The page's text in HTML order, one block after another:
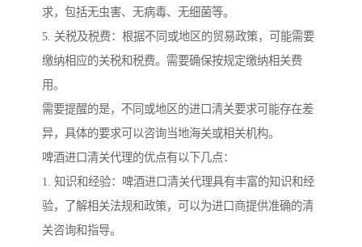
求，包括无虫害、无病毒、无细菌等。
5. 关税及税费：根据不同或地区的贸易政策，可能需要
缴纳相应的关税和税费。需要确保按规定缴纳相关费
用。
需要提醒的是，不同或地区的进口清关要求可能存在差
异，具体的要求可以咨询当地海关或相关机构。
啤酒进口清关代理的优点有以下几点：
1. 知识和经验：啤酒进口清关代理具有丰富的知识和经
验，了解相关法规和政策，可以为进口商提供准确的清
关咨询和指导。